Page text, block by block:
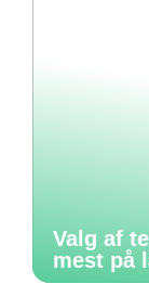
Valg af
mest på